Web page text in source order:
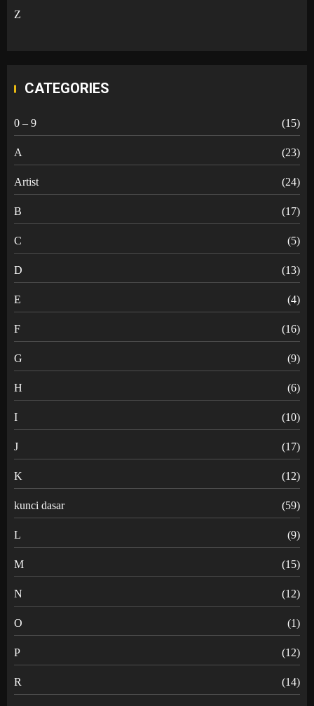
Z
CATEGORIES
0 – 9 (15)
A (23)
Artist (24)
B (17)
C (5)
D (13)
E (4)
F (16)
G (9)
H (6)
I (10)
J (17)
K (12)
kunci dasar (59)
L (9)
M (15)
N (12)
O (1)
P (12)
R (14)